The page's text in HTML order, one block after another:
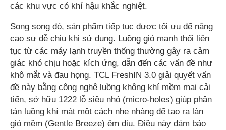
các khu vực có khí hậu khắc nghiệt.
Song song đó, sản phẩm tiếp tục được tối ưu để nâng
cao sự dễ chịu khi sử dụng. Luồng gió mạnh thổi liên
tục từ các máy lạnh truyền thống thường gây ra cảm
giác khó chịu hoặc kích ứng, dẫn đến các vấn đề như
khô mắt và đau họng. TCL FreshIN 3.0 giải quyết vấn
đề này bằng công nghệ luồng không khí mềm mại cải
tiến, sở hữu 1222 lỗ siêu nhỏ (micro-holes) giúp phân
tán luồng khí mát một cách nhẹ nhàng để tạo ra làn
gió mềm (Gentle Breeze) êm dịu. Điều này đảm bảo